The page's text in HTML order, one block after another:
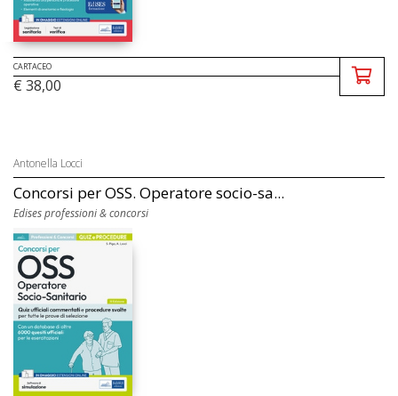
CARTACEO
€ 38,00
Antonella Locci
Concorsi per OSS. Operatore socio-sa...
Edises professioni & concorsi